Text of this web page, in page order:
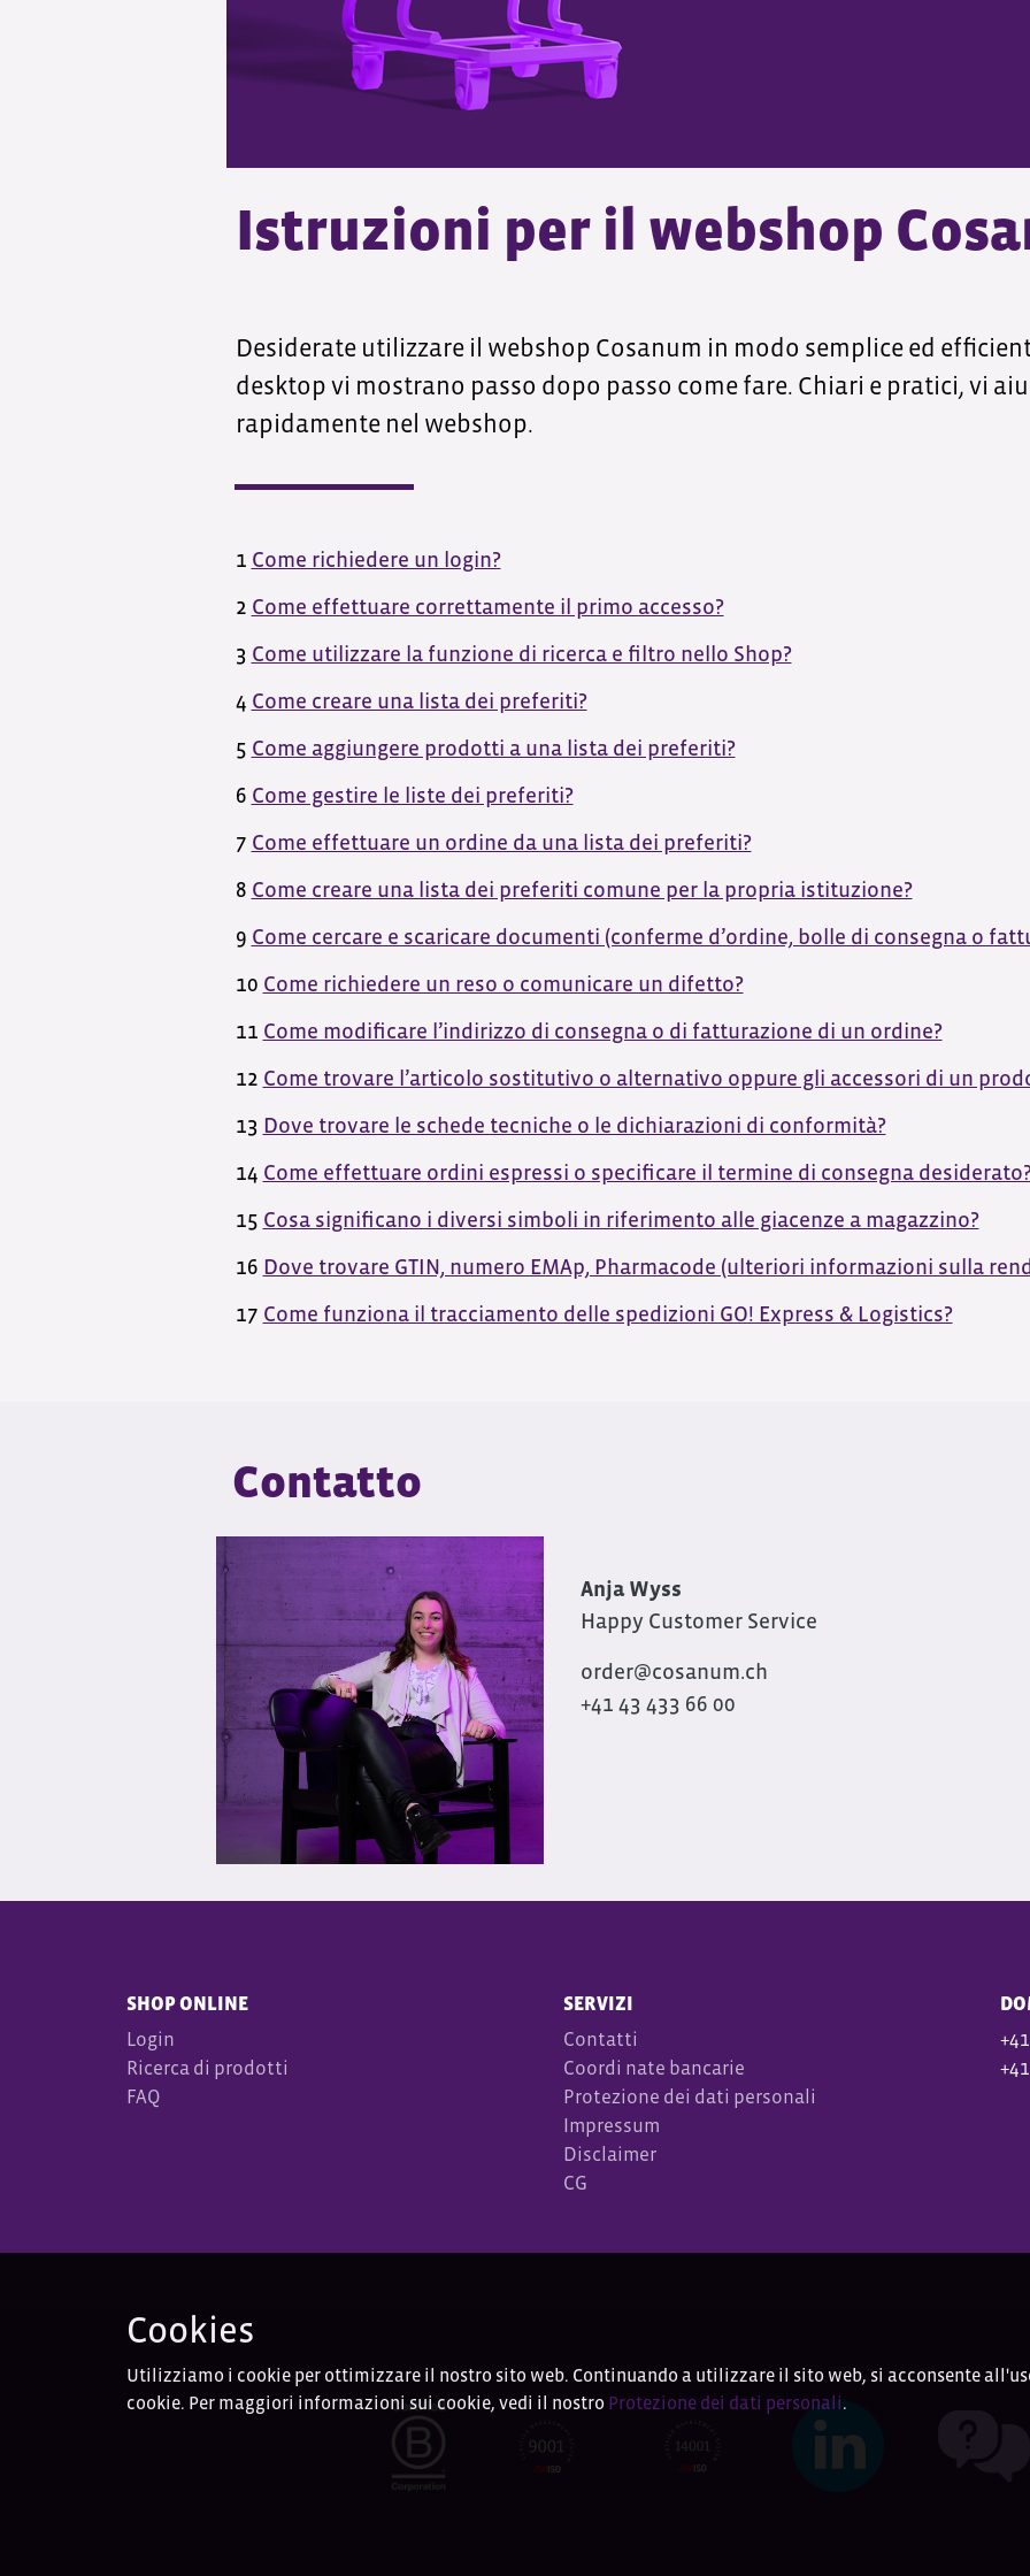
Istruzioni per il webshop
Desiderate utilizzare il webshop Cosanum in modo semplice ed
desktop vi mostrano passo dopo passo come fare. Chiari e pratici, vi
rapidamente nel webshop.
1 Come richiedere un login?
2 Come effettuare correttamente il primo accesso?
3 Come utilizzare la funzione di ricerca e filtro nello Shop?
4 Come creare una lista dei preferiti?
5 Come aggiungere prodotti a una lista dei preferiti?
6 Come gestire le liste dei preferiti?
7 Come effettuare un ordine da una lista dei preferiti?
8 Come creare una lista dei preferiti comune per la propria istituzione?
9 Come cercare e scaricare documenti (conferme d’ordine, bolle di consegna o
10 Come richiedere un reso o comunicare un difetto?
11 Come modificare l’indirizzo di consegna o di fatturazione di un ordine?
12 Come trovare l’articolo sostitutivo o alternativo oppure gli accessori di un
13 Dove trovare le schede tecniche o le dichiarazioni di conformità?
14 Come effettuare ordini espressi o specificare il termine di consegna
15 Cosa significano i diversi simboli in riferimento alle giacenze a magazzino?
16 Dove trovare GTIN, numero EMAp, Pharmacode (ulteriori informazioni sulla
17 Come funziona il tracciamento delle spedizioni GO! Express & Logistics?
Contatto
Anja Wyss
Happy Customer Service
order@cosanum.ch
+41 43 433 66 00
SHOP ONLINE
Login
Ricerca di prodotti
FAQ
SERVIZI
Contatti
Coordi nate bancarie
Protezione dei dati personali
Impressum
Disclaimer
CG
Cookies
Utilizziamo i cookie per ottimizzare il nostro sito web. Continuando a utilizzare il sito web, si acconsente
cookie. Per maggiori informazioni sui cookie, vedi il nostro Protezione dei dati personali.